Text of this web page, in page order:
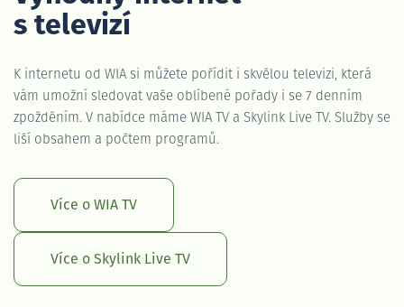
s televizí
K internetu od WIA si můžete pořídit i skvělou televizi, která
vám umožní sledovat vaše oblíbené pořady i se 7 denním
zpožděním. V nabídce máme WIA TV a Skylink Live TV. Služby se
liší obsahem a počtem programů.
Více o WIA TV
Více o Skylink Live TV